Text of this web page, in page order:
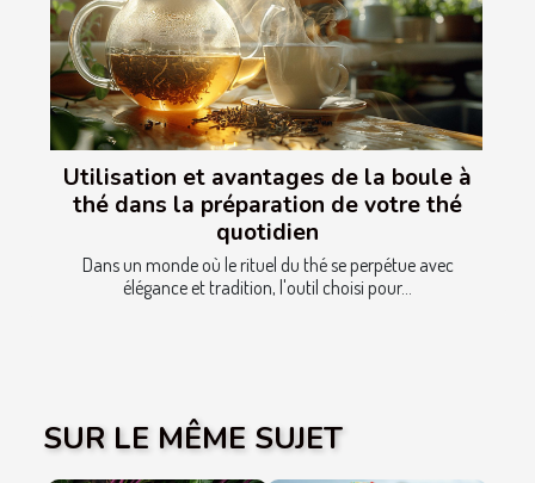
Utilisation et avantages de la boule à
thé dans la préparation de votre thé
quotidien
Dans un monde où le rituel du thé se perpétue avec
élégance et tradition, l'outil choisi pour...
SUR LE MÊME SUJET